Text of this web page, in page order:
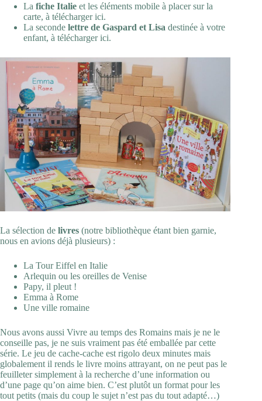
La fiche Italie et les éléments mobile à placer sur la
carte, à téléchargerici.
La seconde lettre de Gaspard et Lisa destinée à votre
enfant, à téléchargerici.
La sélection de livres (notre bibliothèque étant bien garnie,
nous en avions déjà plusieurs) :
La Tour Eiffel en Italie
Arlequin ou les oreilles de Venise
Papy, il pleut !
Emma à Rome
Une ville romaine
Nous avons aussi Vivre au temps des Romains mais je ne le
conseille pas, je ne suis vraiment pas été emballée par cette
série. Le jeu de cache-cache est rigolo deux minutes mais
globalement il rends le livre moins attrayant, on ne peut pas le
feuilleter simplement à la recherche d’une information ou
d’une page qu’on aime bien. C’est plutôt un format pour les
tout petits (mais du coup le sujet n’est pas du tout adapté…)